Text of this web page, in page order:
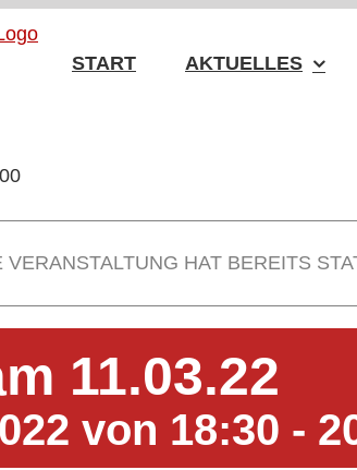
START AKTUELLES
VERANSTALTUNG HAT BEREITS
11.03.22
von 18:30 -